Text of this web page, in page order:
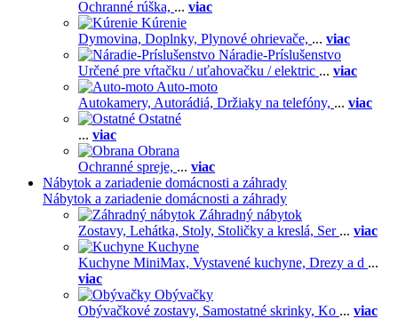
Ochranné rúška, ... viac
Kúrenie
Dymovina, Doplnky, Plynové ohrievače, ... viac
Náradie-Príslušenstvo
Určené pre vŕtačku / uťahovačku / elektric ... viac
Auto-moto
Autokamery, Autorádiá, Držiaky na telefóny, ... viac
Ostatné
... viac
Obrana
Ochranné spreje, ... viac
Nábytok a zariadenie domácnosti a záhrady
Nábytok a zariadenie domácnosti a záhrady
Záhradný nábytok
Zostavy, Lehátka, Stoly, Stoličky a kreslá, Ser ... viac
Kuchyne
Kuchyne MiniMax, Vystavené kuchyne, Drezy a d ...
viac
Obývačky
Obývačkové zostavy, Samostatné skrinky, Ko ... viac